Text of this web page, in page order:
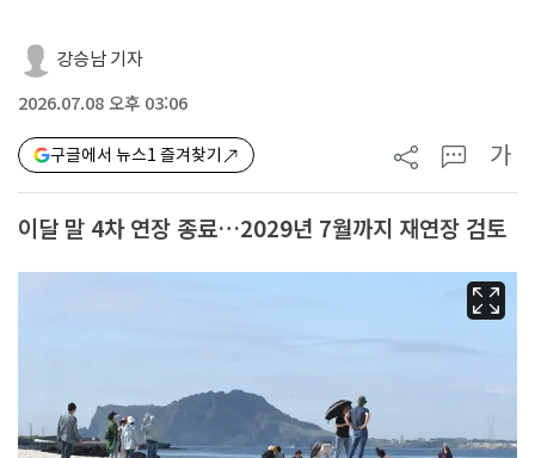
강승남 기자
2026.07.08 오후 03:06
구글에서 뉴스1 즐겨찾기 가
이달 말 4차 연장 종료…2029년 7월까지 재연장 검토